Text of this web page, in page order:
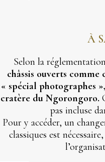
À
Selon la
châssis ouverts comme
« spécial photographes
cratère du Ngorongoro.
pas incluse
Pour y accéder, un
classiques est